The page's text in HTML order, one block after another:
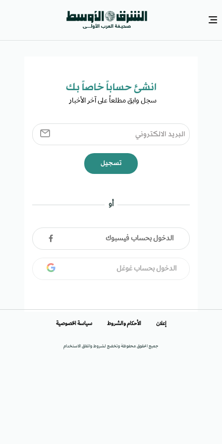
انشئ حساباً خاصاً بك​
سجل وابق مطلعاً على آخر الأخبار ​
تسجيل
أو
الدخول بحساب فيسبوك
الدخول بحساب غوغل
جميع الحقوق محفوظة وتخضع لشروط واتفاق الاستخدام
إعلان الأحكام والشروط سياسة الخصوصية